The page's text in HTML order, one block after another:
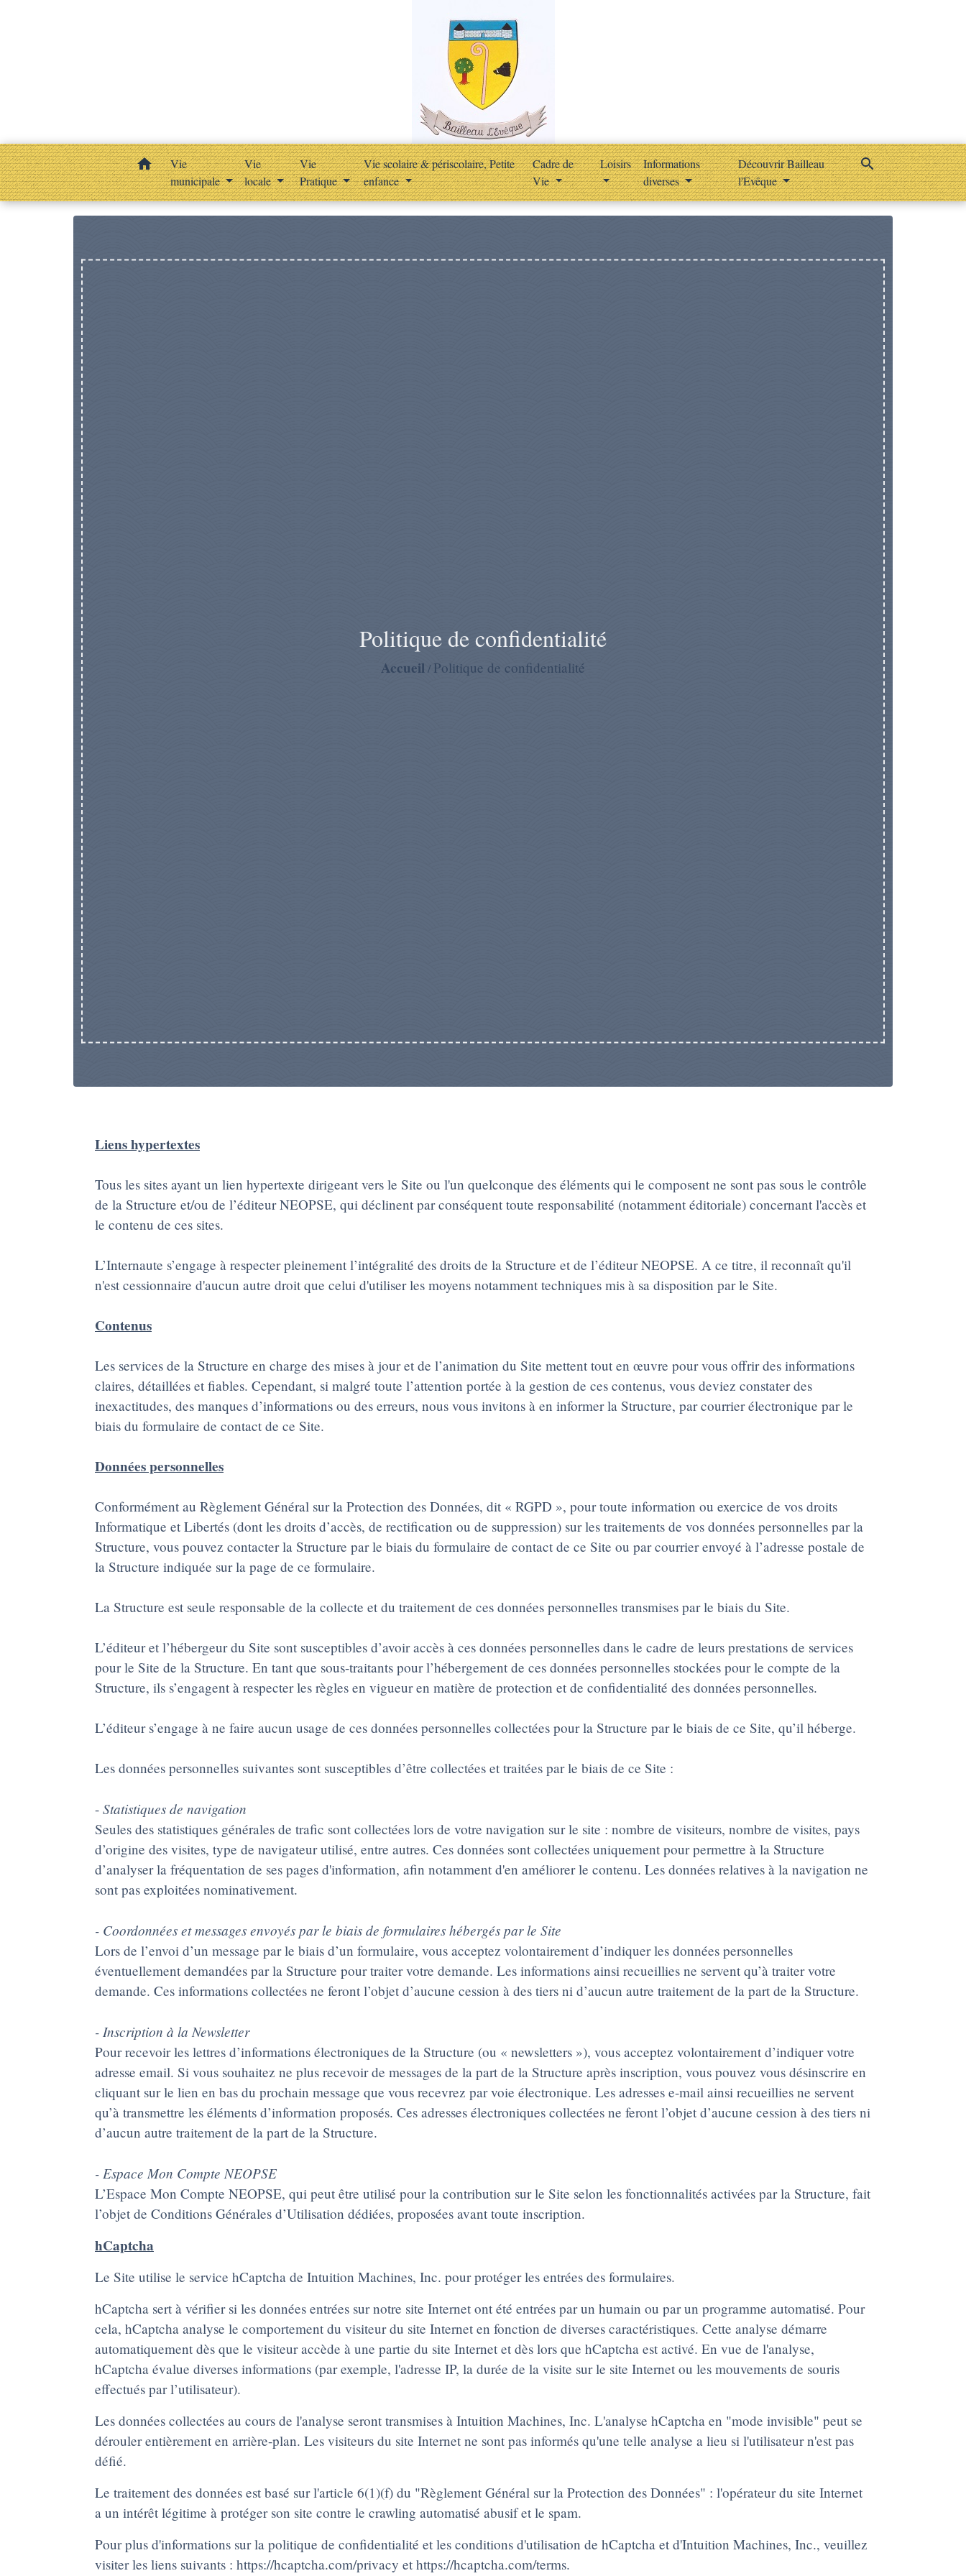
home
Vie
municipale
Vie
locale
Vie
Pratique
Vie scolaire & périscolaire, Petite
enfance
Cadre de
Vie
Loisirs
Informations
diverses
Découvrir Bailleau
l'Evêque
search
Politique de confidentialité
Accueil/ Politique de confidentialité
Liens hypertextes
Tous les sites ayant un lien hypertexte dirigeant vers le Site ou l'un quelconque des éléments qui le composent ne sont pas sous le contrôle
de la Structure et/ou de l’éditeur NEOPSE, qui déclinent par conséquent toute responsabilité (notamment éditoriale) concernant l'accès et
le contenu de ces sites.
L’Internaute s’engage à respecter pleinement l’intégralité des droits de la Structure et de l’éditeur NEOPSE. A ce titre, il reconnaît qu'il
n'est cessionnaire d'aucun autre droit que celui d'utiliser les moyens notamment techniques mis à sa disposition par le Site.
Contenus
Les services de la Structure en charge des mises à jour et de l’animation du Site mettent tout en œuvre pour vous offrir des informations
claires, détaillées et fiables. Cependant, si malgré toute l’attention portée à la gestion de ces contenus, vous deviez constater des
inexactitudes, des manques d’informations ou des erreurs, nous vous invitons à en informer la Structure, par courrier électronique par le
biais du formulaire de contact de ce Site.
Données personnelles
Conformément au Règlement Général sur la Protection des Données, dit « RGPD », pour toute information ou exercice de vos droits
Informatique et Libertés (dont les droits d’accès, de rectification ou de suppression) sur les traitements de vos données personnelles par la
Structure, vous pouvez contacter la Structure par le biais du formulaire de contact de ce Site ou par courrier envoyé à l’adresse postale de
la Structure indiquée sur la page de ce formulaire.
La Structure est seule responsable de la collecte et du traitement de ces données personnelles transmises par le biais du Site.
L’éditeur et l’hébergeur du Site sont susceptibles d’avoir accès à ces données personnelles dans le cadre de leurs prestations de services
pour le Site de la Structure. En tant que sous-traitants pour l’hébergement de ces données personnelles stockées pour le compte de la
Structure, ils s’engagent à respecter les règles en vigueur en matière de protection et de confidentialité des données personnelles.
L’éditeur s’engage à ne faire aucun usage de ces données personnelles collectées pour la Structure par le biais de ce Site, qu’il héberge.
Les données personnelles suivantes sont susceptibles d’être collectées et traitées par le biais de ce Site :
- Statistiques de navigation
Seules des statistiques générales de trafic sont collectées lors de votre navigation sur le site : nombre de visiteurs, nombre de visites, pays
d’origine des visites, type de navigateur utilisé, entre autres. Ces données sont collectées uniquement pour permettre à la Structure
d’analyser la fréquentation de ses pages d'information, afin notamment d'en améliorer le contenu. Les données relatives à la navigation ne
sont pas exploitées nominativement.
- Coordonnées et messages envoyés par le biais de formulaires hébergés par le Site
Lors de l’envoi d’un message par le biais d’un formulaire, vous acceptez volontairement d’indiquer les données personnelles
éventuellement demandées par la Structure pour traiter votre demande. Les informations ainsi recueillies ne servent qu’à traiter votre
demande. Ces informations collectées ne feront l’objet d’aucune cession à des tiers ni d’aucun autre traitement de la part de la Structure.
- Inscription à la Newsletter
Pour recevoir les lettres d’informations électroniques de la Structure (ou « newsletters »), vous acceptez volontairement d’indiquer votre
adresse email. Si vous souhaitez ne plus recevoir de messages de la part de la Structure après inscription, vous pouvez vous désinscrire en
cliquant sur le lien en bas du prochain message que vous recevrez par voie électronique. Les adresses e-mail ainsi recueillies ne servent
qu’à transmettre les éléments d’information proposés. Ces adresses électroniques collectées ne feront l’objet d’aucune cession à des tiers ni
d’aucun autre traitement de la part de la Structure.
- Espace Mon Compte NEOPSE
L’Espace Mon Compte NEOPSE, qui peut être utilisé pour la contribution sur le Site selon les fonctionnalités activées par la Structure, fait
l’objet de Conditions Générales d’Utilisation dédiées, proposées avant toute inscription.
hCaptcha
Le Site utilise le service hCaptcha de Intuition Machines, Inc. pour protéger les entrées des formulaires.
hCaptcha sert à vérifier si les données entrées sur notre site Internet ont été entrées par un humain ou par un programme automatisé. Pour
cela, hCaptcha analyse le comportement du visiteur du site Internet en fonction de diverses caractéristiques. Cette analyse démarre
automatiquement dès que le visiteur accède à une partie du site Internet et dès lors que hCaptcha est activé. En vue de l'analyse,
hCaptcha évalue diverses informations (par exemple, l'adresse IP, la durée de la visite sur le site Internet ou les mouvements de souris
effectués par l’utilisateur).
Les données collectées au cours de l'analyse seront transmises à Intuition Machines, Inc. L'analyse hCaptcha en "mode invisible" peut se
dérouler entièrement en arrière-plan. Les visiteurs du site Internet ne sont pas informés qu'une telle analyse a lieu si l'utilisateur n'est pas
défié.
Le traitement des données est basé sur l'article 6(1)(f) du "Règlement Général sur la Protection des Données" : l'opérateur du site Internet
a un intérêt légitime à protéger son site contre le crawling automatisé abusif et le spam.
Pour plus d'informations sur la politique de confidentialité et les conditions d'utilisation de hCaptcha et d'Intuition Machines, Inc., veuillez
visiter les liens suivants : https://hcaptcha.com/privacy et https://hcaptcha.com/terms.